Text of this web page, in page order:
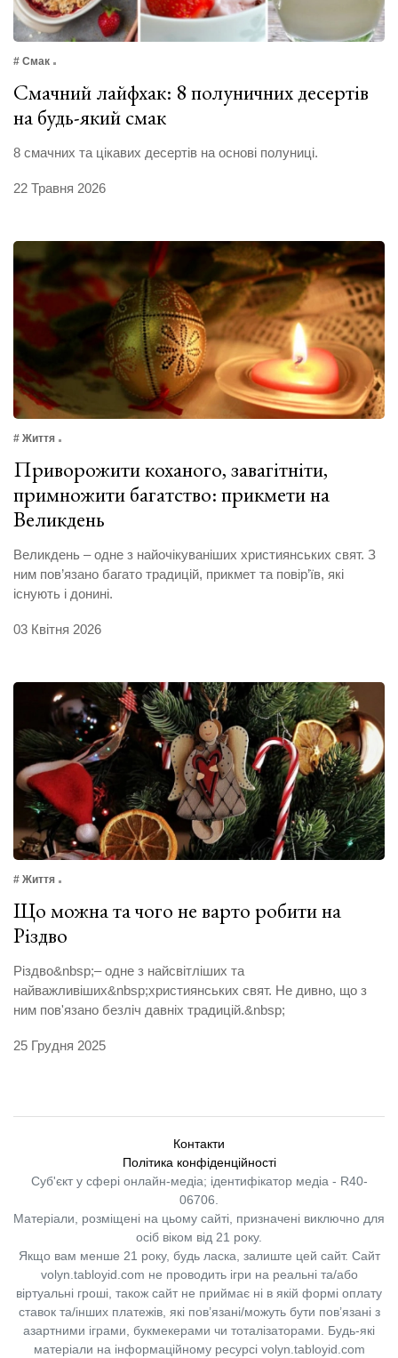
# Смак
Смачний лайфхак: 8 полуничних десертів
на будь-який смак
8 смачних та цікавих десертів на основі полуниці.
22 Травня 2026
# Життя
Приворожити коханого, завагітніти,
примножити багатство: прикмети на
Великдень
Великдень – одне з найочікуваніших християнських свят. З
ним пов’язано багато традицій, прикмет та повір’їв, які
існують і донині.
03 Квітня 2026
# Життя
Що можна та чого не варто робити на
Різдво
Різдво&nbsp;– одне з найсвітліших та
найважливіших&nbsp;християнських свят. Не дивно, що з
ним пов'язано безліч давніх традицій.&nbsp;
25 Грудня 2025
Контакти
Політика конфіденційності
Суб'єкт у сфері онлайн-медіа; ідентифікатор медіа - R40-
06706.
Матеріали, розміщені на цьому сайті, призначені виключно для
осіб віком від 21 року.
Якщо вам менше 21 року, будь ласка, залиште цей сайт. Сайт
volyn.tabloyid.com не проводить ігри на реальні та/або
віртуальні гроші, також сайт не приймає ні в якій формі оплату
ставок та/інших платежів, які пов’язані/можуть бути пов’язані з
азартними іграми, букмекерами чи тоталізаторами. Будь-які
матеріали на інформаційному ресурсі volyn.tabloyid.com